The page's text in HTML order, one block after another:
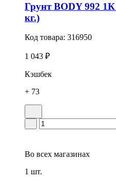
Грунт BODY 992
кг.)
Код товара: 316950
1 043 ₽
Кэшбек
+ 73
Во всех магазинах
1 шт.